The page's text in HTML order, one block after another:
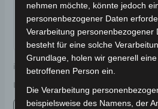
inkl. 19 % MwSt.Kostenloser Versand
Lieferzeit:
nehmen möchte, könnte jedoch
personenbezogener Daten
Verarbeitung personenbezogener
besteht für eine solche
Grundlage, holen wir generell
betroffenen Person ein.
Die Verarbeitung
beispielsweise des Namens, der